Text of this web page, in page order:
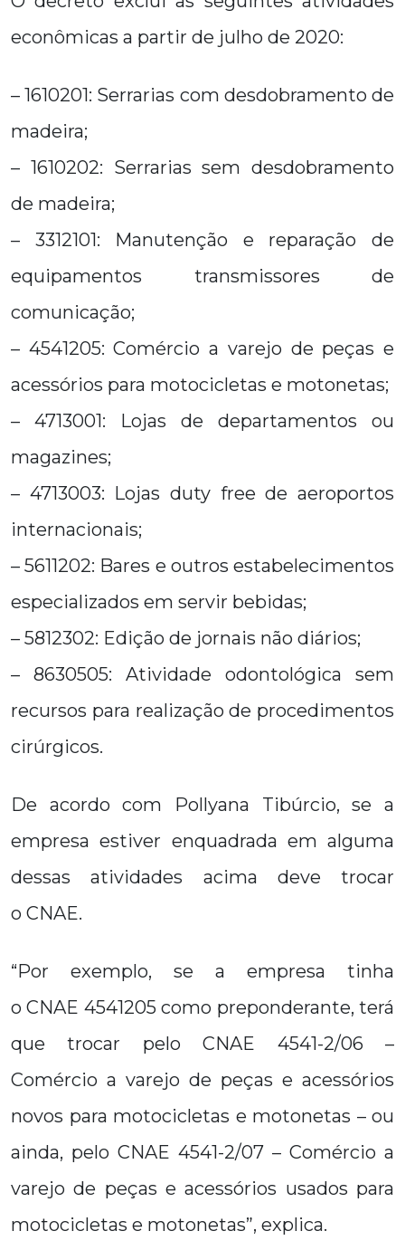
econômicas a partir de julho de 2020:
– 1610201: Serrarias com desdobramento de
madeira;
– 1610202: Serrarias sem desdobramento
de madeira;
– 3312101: Manutenção e reparação de
equipamentos transmissores de
comunicação;
– 4541205: Comércio a varejo de peças e
acessórios para motocicletas e motonetas;
– 4713001: Lojas de departamentos ou
magazines;
– 4713003: Lojas duty free de aeroportos
internacionais;
– 5611202: Bares e outros estabelecimentos
especializados em servir bebidas;
– 5812302: Edição de jornais não diários;
– 8630505: Atividade odontológica sem
recursos para realização de procedimentos
cirúrgicos.
De acordo com Pollyana Tibúrcio, se a
empresa estiver enquadrada em alguma
dessas atividades acima deve trocar
o CNAE.
“Por exemplo, se a empresa tinha
o CNAE 4541205 como preponderante, terá
que trocar pelo CNAE 4541-2/06 –
Comércio a varejo de peças e acessórios
novos para motocicletas e motonetas – ou
ainda, pelo CNAE 4541-2/07 – Comércio a
varejo de peças e acessórios usados para
motocicletas e motonetas”, explica.